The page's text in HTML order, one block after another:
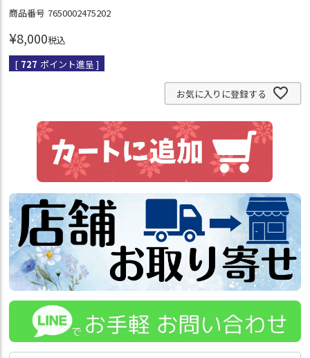
商品番号 7650002475202
¥8,000税込
[ 727 ポイント進呈 ]
お気に入りに登録する